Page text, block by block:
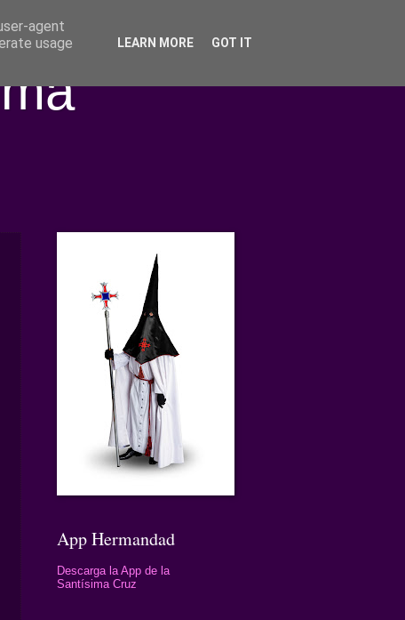
App Hermandad
Descarga la App de la
Santísima Cruz
agent
usage
LEARN MORE GOT IT